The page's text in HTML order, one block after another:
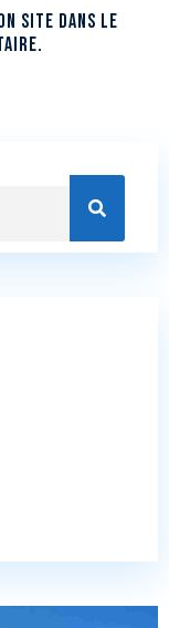
site dans le